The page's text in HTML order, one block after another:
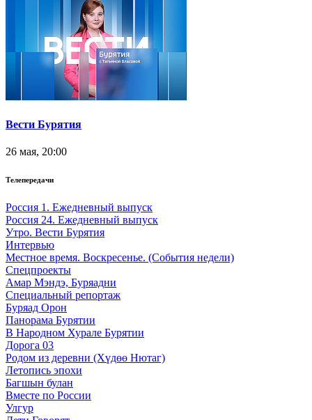
Вести Бурятия
26 мая, 20:00
Телепередачи
Россия 1. Ежедневный выпуск
Россия 24. Ежедневный выпуск
Утро. Вести Бурятия
Интервью
Местное время. Воскресенье. (События недели)
Спецпроекты
Амар Мэндэ, Буряадни
Специальный репортаж
Буряад Орон
Панорама Бурятии
В Народном Хурале Бурятии
Дорога 03
Родом из деревни (Хүдөө Нютаг)
Летопись эпохи
Багшын булан
Вместе по России
Улгур